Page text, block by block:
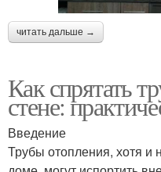
читать дальше →
Как спрятать
стене:
Введение
Трубы отопления, хотя